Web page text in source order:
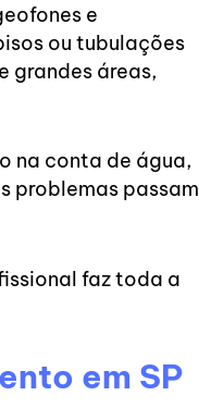
e
ou tubulações
grandes áreas,
na conta de água,
problemas passam
faz toda a
em SP